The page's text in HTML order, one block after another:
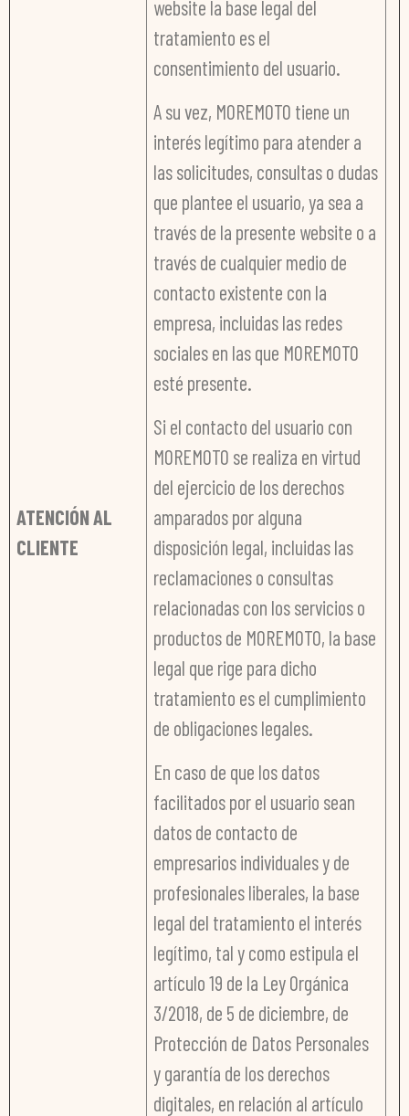
ATENCIÓN AL
CLIENTE
website la base legal del
tratamiento es el
consentimiento del usuario.
A su vez, MOREMOTO tiene un
interés legítimo para atender a
las solicitudes, consultas o dudas
que plantee el usuario, ya sea a
través de la presente website o a
través de cualquier medio de
contacto existente con la
empresa, incluidas las redes
sociales en las que MOREMOTO
esté presente.
Si el contacto del usuario con
MOREMOTO se realiza en virtud
del ejercicio de los derechos
amparados por alguna
disposición legal, incluidas las
reclamaciones o consultas
relacionadas con los servicios o
productos de MOREMOTO, la base
legal que rige para dicho
tratamiento es el cumplimiento
de obligaciones legales.
En caso de que los datos
facilitados por el usuario sean
datos de contacto de
empresarios individuales y de
profesionales liberales, la base
legal del tratamiento el interés
legítimo, tal y como estipula el
artículo 19 de la Ley Orgánica
3/2018, de 5 de diciembre, de
Protección de Datos Personales
y garantía de los derechos
digitales, en relación al artículo